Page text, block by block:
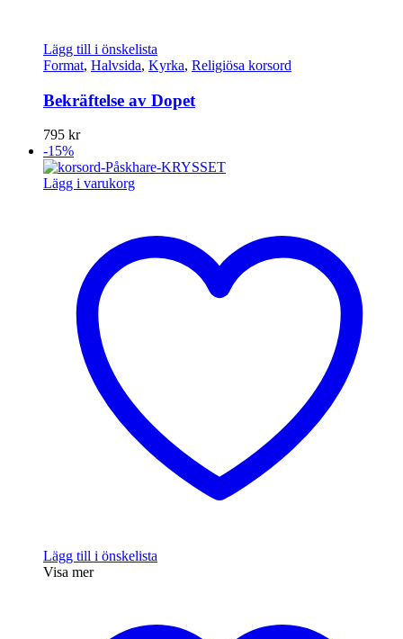
Lägg till i önskelista
Format, Halvsida, Kyrka, Religiösa korsord
Bekräftelse av Dopet
795 kr
-15%
Lägg i varukorg
Lägg till i önskelista
Visa mer